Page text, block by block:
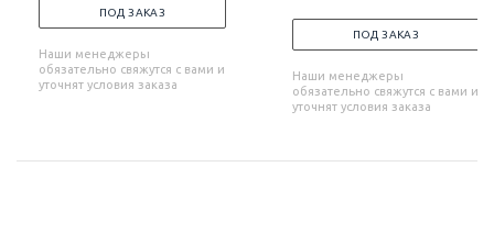
ПОД ЗАКАЗ
Наши менеджеры
обязательно свяжутся с вами и
уточнят условия заказа
ПОД ЗАКАЗ
Наши менеджеры
обязательно свяжутся с вами и
уточнят условия заказа